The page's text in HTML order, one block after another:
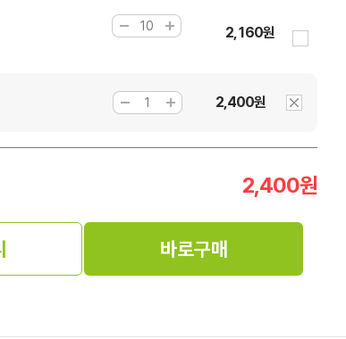
2,160원
2,400원
2,400원
바로구매